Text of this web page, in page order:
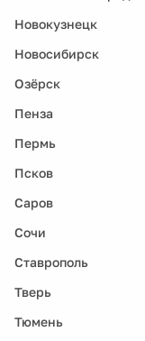
Новокузнецк
Новосибирск
Озёрск
Пенза
Пермь
Псков
Саров
Сочи
Ставрополь
Тверь
Тюмень